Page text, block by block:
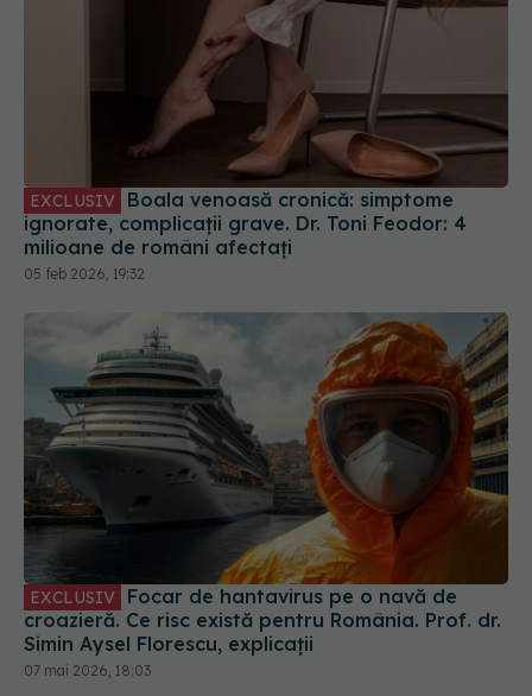
EXCLUSIV
ignorate, complicații grave. Dr. Toni Feodor: 4
milioane de români afectați
05 feb 2026, 19:32
EXCLUSIV
croazieră. Ce risc există pentru România. Prof. dr.
Simin Aysel Florescu, explicații
07 mai 2026, 18:03